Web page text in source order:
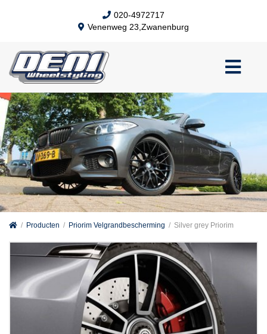
020-4972717
Venenweg 23,Zwanenburg
/ Producten / Priorim Velgrandbescherming / Silver grey Priorim